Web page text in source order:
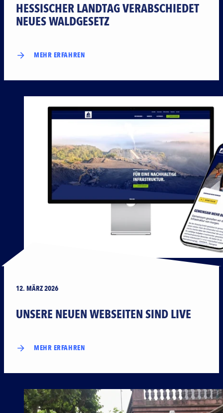
HESSISCHER LANDTAG VERABSCHIEDET
NEUES WALDGESETZ
MEHR ERFAHREN
12. MÄRZ 2026
UNSERE NEUEN WEBSEITEN SIND LIVE
MEHR ERFAHREN